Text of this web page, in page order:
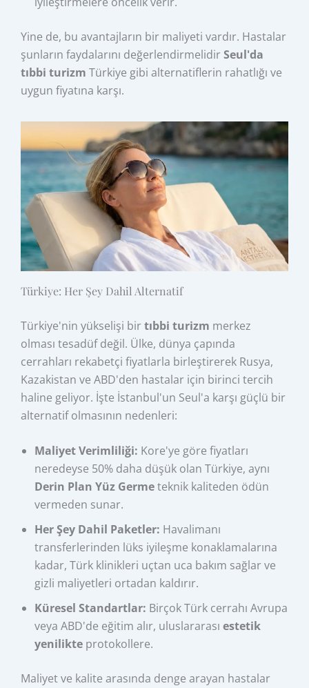
Yine de, bu avantajların bir maliyeti vardır. Hastalar
şunların faydalarını değerlendirmelidirSeul'da
tıbbi turizm Türkiye gibi alternatiflerin rahatlığı ve
uygun fiyatına karşı.
Türkiye: Her Şey Dahil Alternatif
Türkiye'nin yükselişi birtıbbi turizm merkez
olması tesadüf değil. Ülke, dünya çapında
cerrahları rekabetçi fiyatlarla birleştirerek Rusya,
Kazakistan ve ABD'den hastalar için birinci tercih
haline geliyor. İşte İstanbul'un Seul'a karşı güçlü bir
alternatif olmasının nedenleri:
Maliyet Verimliliği: Kore'ye göre fiyatları
neredeyse 50% daha düşük olan Türkiye, aynı
Derin Plan Yüz Germeteknik kaliteden ödün
vermeden sunar.
Her Şey Dahil Paketler: Havalimanı
transferlerinden lüks iyileşme konaklamalarına
kadar, Türk klinikleri uçtan uca bakım sağlar ve
gizli maliyetleri ortadan kaldırır.
Küresel Standartlar: Birçok Türk cerrahı Avrupa
veya ABD'de eğitim alır, uluslararasıestetik
yenilikte protokollere.
Maliyet ve kalite arasında denge arayan hastalar